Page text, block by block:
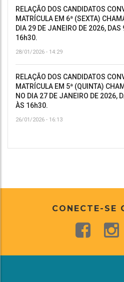
RELAÇÃO DOS CANDIDATOS
MATRÍCULA EM 6ª (SEXTA)
DIA 29 DE JANEIRO DE 2026,
16h30.
28/01/2026 - 14:29
RELAÇÃO DOS CANDIDATOS
MATRÍCULA EM 5ª (QUINTA)
NO DIA 27 DE JANEIRO DE 2026,
ÀS 16h30.
26/01/2026 - 16:13
CONECTE-SE